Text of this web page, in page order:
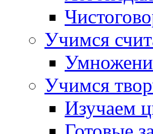
Учимся
Учимся
Изучаем